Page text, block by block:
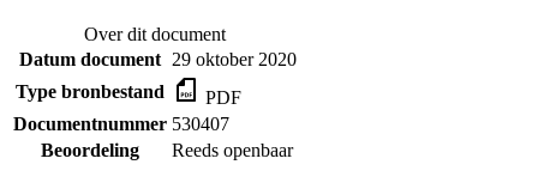
Over dit document
Datum document 29 oktober 2020
Type bronbestand
PDF
Documentnummer 530407
Beoordeling
Reeds openbaar